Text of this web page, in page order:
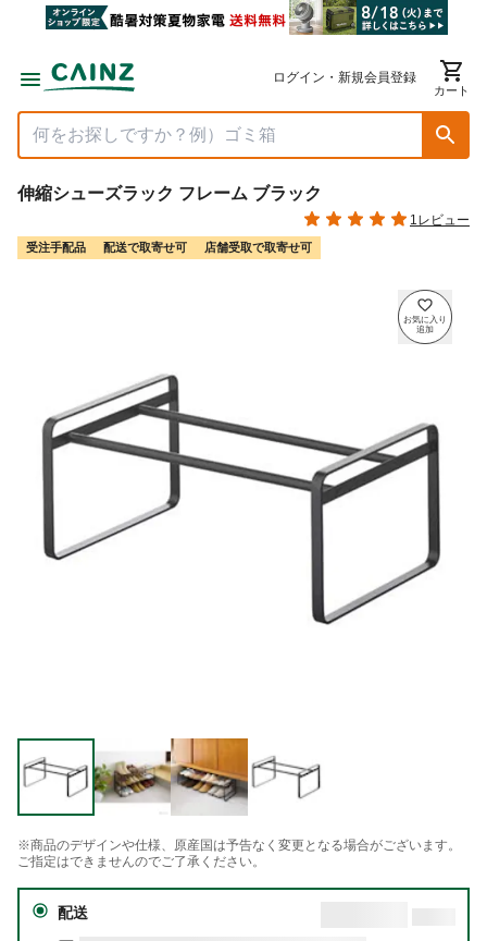
ログイン・新規会員登録
カート
伸縮シューズラック フレーム ブラック
1レビュー
受注手配品 配送で取寄せ可 店舗受取で取寄せ可
※商品のデザインや仕様、原産国は予告なく変更となる場合がございます。
ご指定はできませんのでご了承ください。
配送